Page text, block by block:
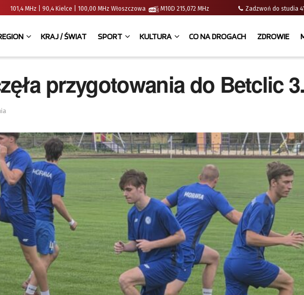
101,4 MHz | 90,4 Kielce | 100,00 MHz Włoszczowa M10D 215,072 MHz Zadzwoń do
KRAJ / ŚWIAT SPORT KULTURA CO NA DROGACH ZDROWIE
przygotowania do Betclic